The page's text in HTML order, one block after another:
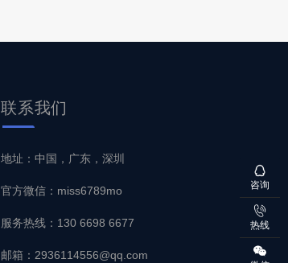
联系我们
地址：中国，广东，深圳
官方微信：miss6789mo
服务热线：130 6698 6677
邮箱：2936114556@qq.com
咨询
热线